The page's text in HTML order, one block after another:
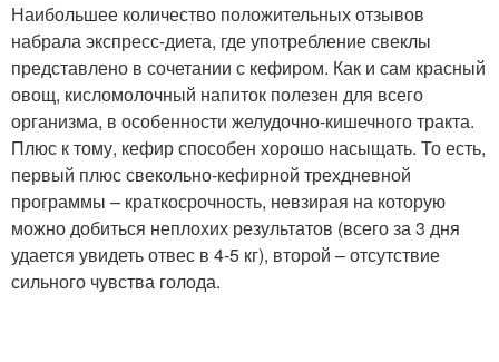
Наибольшее количество положительных отзывов
набрала экспресс-диета, где употребление свеклы
представлено в сочетании с кефиром. Как и сам красный
овощ, кисломолочный напиток полезен для всего
организма, в особенности желудочно-кишечного тракта.
Плюс к тому, кефир способен хорошо насыщать. То есть,
первый плюс свекольно-кефирной трехдневной
программы – краткосрочность, невзирая на которую
можно добиться неплохих результатов (всего за 3 дня
удается увидеть отвес в 4-5 кг), второй – отсутствие
сильного чувства голода.